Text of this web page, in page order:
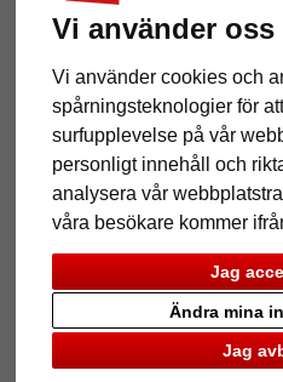
Vi använder
Vi använder cookies och
spårningsteknologier för
surfupplevelse på vår
personligt innehåll och
analysera vår
våra besökare kommer
Jag
Jag
Ändra mina
Porträttram Nr.